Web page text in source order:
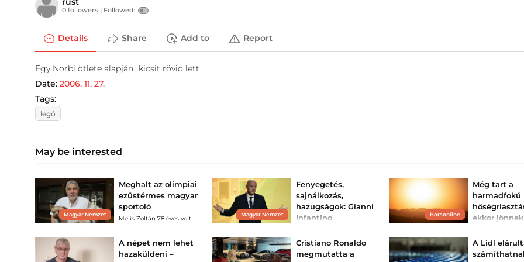
0 followers | Followed:
Details Share Add to Report
Egy Norbi ötlete alapján...kicsit rövid lett
Date: 2006. 11. 27.
Tags:
legó
May be interested
Magyar Nemzet
Meghalt az olimpiai
ezüstérmes magyar
sportoló
Melis Zoltán 78 éves volt.
Magyar Nemzet
Fenyegetés,
sajnálkozás,
hazugságok: Gianni
Infantino
A FIFA legszűkebb
vezetése a marokkói
Rabatban tartott
Borsonline
Még tart a
harmadfokú
ekkor jönnek
Az egész
harmadfokú
van, de záporok,
A népet nem lehet
hazaküldeni –
Cristiano Ronaldo
megmutatta a
A Lidl